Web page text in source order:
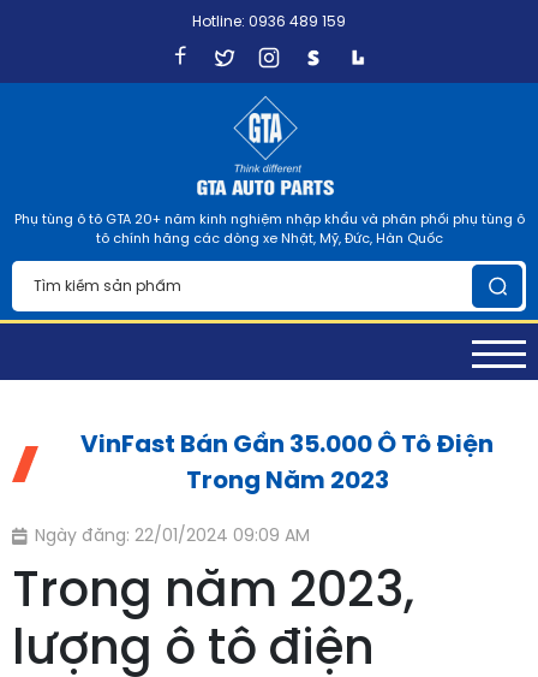
Hotline: 0936 489 159
Phụ tùng ô tô GTA 20+ năm kinh nghiệm nhập khẩu và phân phối phụ tùng ô
tô chính hãng các dòng xe Nhật, Mỹ, Đức, Hàn Quốc
VinFast Bán Gần 35.000 Ô Tô Điện
Trong Năm 2023
Ngày đăng: 22/01/2024 09:09 AM
Trong năm 2023,
lượng ô tô điện